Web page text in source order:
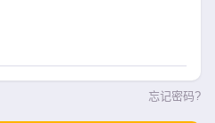
忘记密码?